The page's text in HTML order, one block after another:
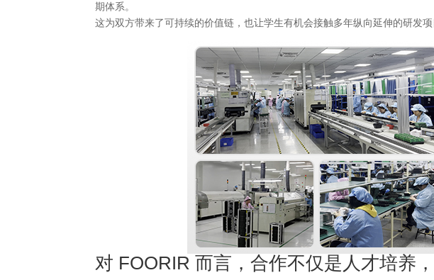
期体系。
这为双方带来了可持续的价值链，也让学生有机会接触多年纵向延伸的研发项
对 FOORIR 而言，合作不仅是人才培养